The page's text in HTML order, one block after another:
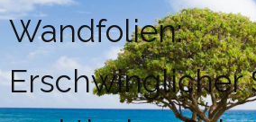
Wandfolien:
Erschwinglicher